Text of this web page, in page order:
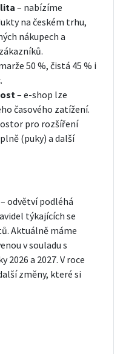
– nabízíme
na českém trhu,
nákupech a
50 %, čistá 45 % i
– e-shop lze
časového zatížení.
pro rozšíření
(puky) a další
odvětví podléhá
týkajících se
Aktuálně máme
v souladu s
a 2027. V roce
změny, které si